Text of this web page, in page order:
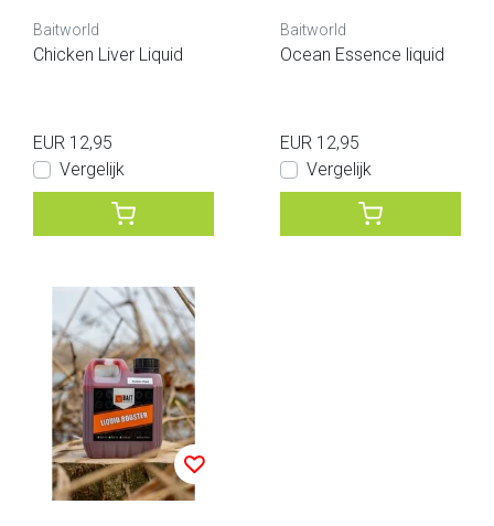
Baitworld
Chicken Liver Liquid
EUR 12,95
Vergelijk
Baitworld
Ocean Essence liquid
EUR 12,95
Vergelijk